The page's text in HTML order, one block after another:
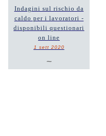
Indagini sul rischio da
caldo per i lavoratori -
disponibili questionari
on line
1 sett 2020
~